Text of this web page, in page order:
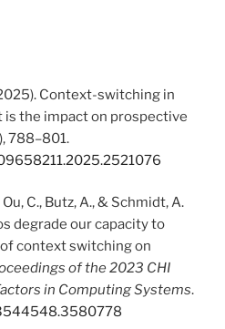
Context-switching in
the impact on prospective
788–801.
C., Butz, A., & Schmidt, A.
degrade our capacity to
context switching on
of the 2023 CHI
in Computing Systems.